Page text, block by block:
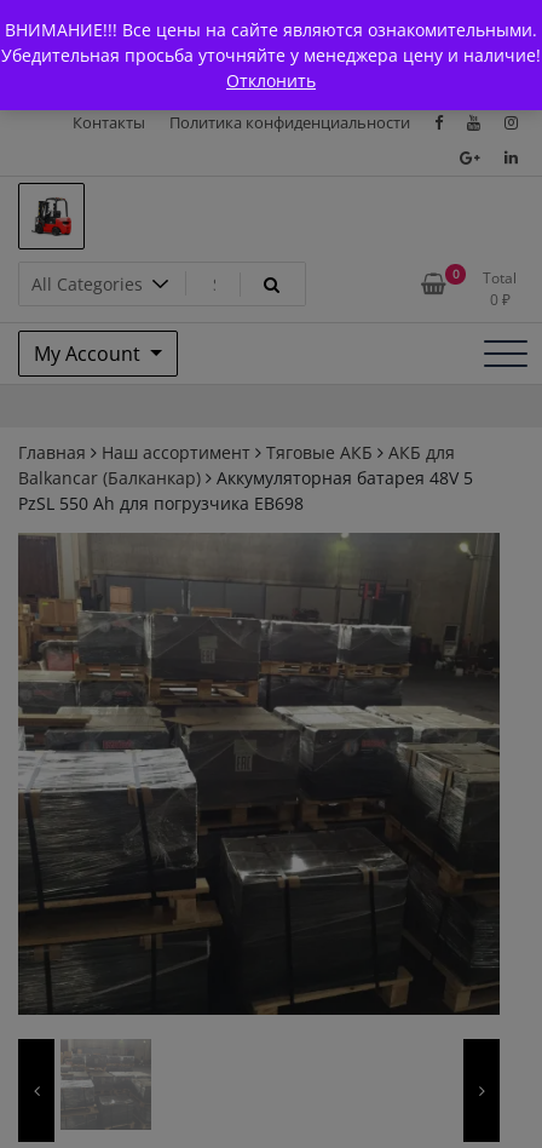
ВНИМАНИЕ!!! Все цены на сайте являются ознакомительными.
Убедительная просьба уточняйте у менеджера цену и наличие!
Отклонить
to
content
Главная
Магазин О Компании
Каталоги
Доставка и оплата
Контакты
Политика конфиденциальности
Запчасти для вилочых
погрузчиков и
электротележек Balkancar
0
Total
0 ₽
My Account
Главная Наш ассортимент Тяговые АКБ
АКБ для
Balkanсar (Балканкар)
Аккумуляторная батарея 48V 5
PzSL 550 Ah для погрузчика ЕВ698